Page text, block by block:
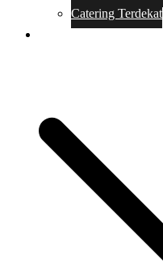
Catering Terdekat